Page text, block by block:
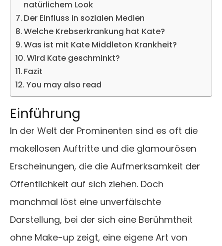
natürlichem Look
Der Einfluss in sozialen Medien
Welche Krebserkrankung hat Kate?
Was ist mit Kate Middleton Krankheit?
Wird Kate geschminkt?
Fazit
You may also read
Einführung
In der Welt der Prominenten sind es oft die
makellosen Auftritte und die glamourösen
Erscheinungen, die die Aufmerksamkeit der
Öffentlichkeit auf sich ziehen. Doch
manchmal löst eine unverfälschte
Darstellung, bei der sich eine Berühmtheit
ohne Make-up zeigt, eine eigene Art von